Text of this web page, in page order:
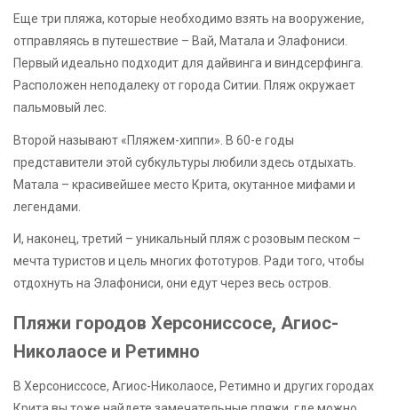
Еще три пляжа, которые необходимо взять на вооружение,
отправляясь в путешествие – Вай, Матала и Элафониси.
Первый идеально подходит для дайвинга и виндсерфинга.
Расположен неподалеку от города Ситии. Пляж окружает
пальмовый лес.
Второй называют «Пляжем-хиппи». В 60-е годы
представители этой субкультуры любили здесь отдыхать.
Матала – красивейшее место Крита, окутанное мифами и
легендами.
И, наконец, третий – уникальный пляж с розовым песком –
мечта туристов и цель многих фототуров. Ради того, чтобы
отдохнуть на Элафониси, они едут через весь остров.
Пляжи городов Херсониссосе, Агиос-
Николаосе и Ретимно
В Херсониссосе, Агиос-Николаосе, Ретимно и других городах